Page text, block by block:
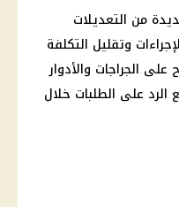
مرحلة جديدة من التعديلات
وتقليل التكلفة
الجراجات والأدوار
على الطلبات خلال